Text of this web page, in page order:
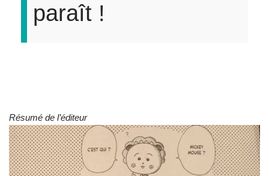
paraît !
Résumé de l’éditeur